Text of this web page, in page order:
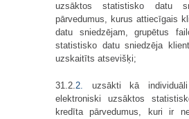
uzsāktos statistisko datu
pārvedumus, kurus attiecīgais
datu sniedzējam, grupētus
statistisko datu sniedzēja
uzskaitīts atsevišķi;
31.2.2. uzsākti kā
elektroniski uzsāktos
kredīta pārvedumus, kuri ir